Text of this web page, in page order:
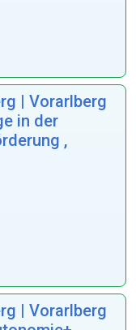
| Vorarlberg
in der
,
| Vorarlberg